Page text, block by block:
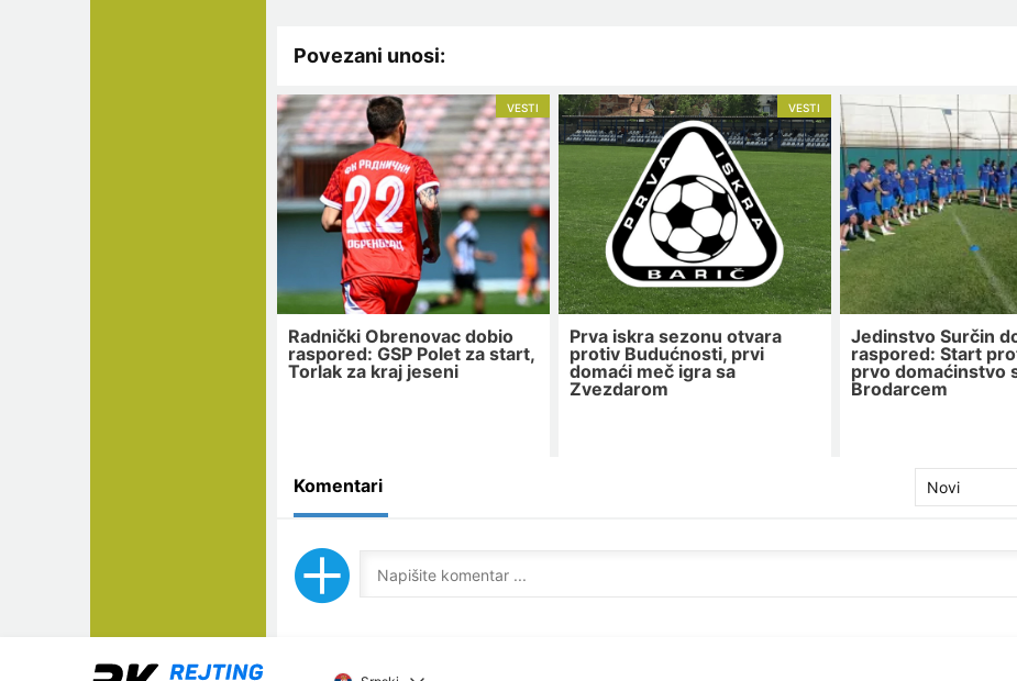
Povezani unosi:
VESTI
Radnički Obrenovac dobio
raspored: GSP Polet za start,
Torlak za kraj jeseni
VESTI
Prva iskra sezonu otvara
protiv Budućnosti, prvi
domaći meč igra sa
Zvezdarom
Jedinstvo Surčin
raspored: Start
prvo domaćinstvo
Brodarcem
Komentari Novi